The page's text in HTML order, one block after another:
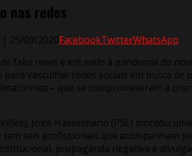
nas redes
| 25/09/2020FacebookTwitterWhatsApp
fake news e em meio à pandemia do
vasculhar redes sociais em busca
– que se comprometeram a
Joice Hasselmann (PSL) montou
seis profissionais que acompanham
propaganda negativa e